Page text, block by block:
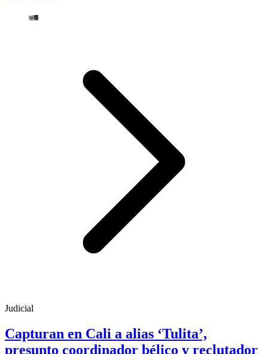
Judicial
Capturan en Cali a alias ‘Tulita’,
presunto coordinador bélico y reclutador